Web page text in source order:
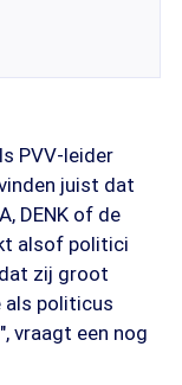
PVV-leider
juist dat
DENK of de
alsof politici
zij groot
als politicus
vraagt een nog